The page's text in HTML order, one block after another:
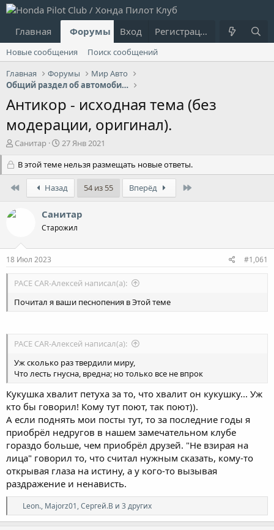
Главная Форумы Что нового?
Вход Регистрация
Новые сообщения
Поиск сообщений
Главная
Форумы
Мир Авто
Общий раздел об автомобилях
Антикор - исходная тема (без
модерации, оригинал).
А
о
р
е
м
Санитар
Д
т
а
н
а
а
л
27 Янв 2021
В этой теме нельзя размещать новые ответы.
Назад 54 из 55 Вперёд
Санитар
Старожил
18 Июл 2023 #1,061
PACE CAR-Алексей написал(а):
Почитал я ваши песнопения в Этой теме
PACE CAR-Алексей написал(а):
Уж сколько раз твердили миру,
Что лесть гнусна, вредна; но только все не впрок
Кукушка хвалит петуха за то, что хвалит он кукушку... Уж
кто бы говорил! Кому тут поют, так поют)).
А если поднять мои посты тут, то за последние годы я
приобрёл недругов в нашем замечательном клубе
гораздо больше, чем приобрёл друзей. "Не взирая на
лица" говорил то, что считал нужным сказать, кому-то
открывая глаза на истину, а у кого-то вызывая
раздражение и ненависть.
Р
е
а
Leon., Majorz01,Сергей.В и 3 других